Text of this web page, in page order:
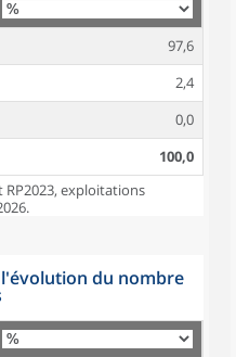
97,6
2,4
0,0
100,0
RP2023, exploitations
du nombre